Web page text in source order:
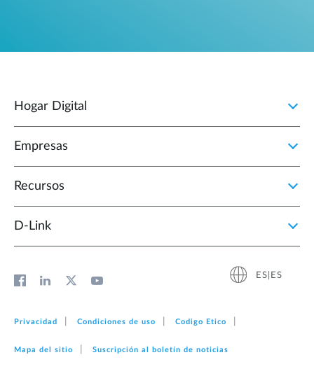
Hogar Digital
Empresas
Recursos
D‑Link
ES|ES
Privacidad Condiciones de uso Codigo Etico
Mapa del sitio Suscripción al boletín de noticias